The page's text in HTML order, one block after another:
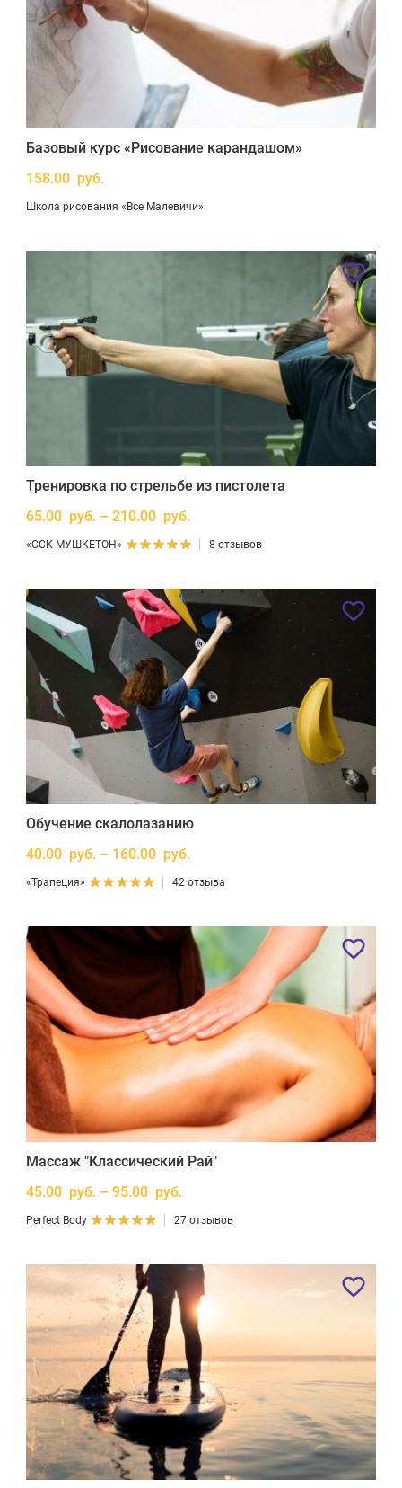
Базовый курс «Рисование карандашом»
158.00 руб.
Школа рисования «Все Малевичи»
Тренировка по стрельбе из пистолета
65.00 руб. – 210.00 руб.
«ССК МУШКЕТОН» 8 отзывов
Обучение скалолазанию
40.00 руб. – 160.00 руб.
«Трапеция» 42 отзыва
Массаж "Классический Рай"
45.00 руб. – 95.00 руб.
Perfect Body 27 отзывов